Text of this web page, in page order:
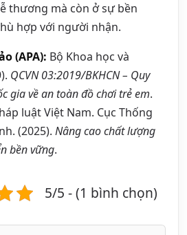
thương mà còn ở sự bền
hợp với người nhận.
(APA): Bộ Khoa học và
QCVN 03:2019/BKHCN – Quy
gia về an toàn đồ chơi trẻ em.
luật Việt Nam. Cục Thống
(2025). Nâng cao chất lượng
bền vững.
5/5 - (1 bình chọn)